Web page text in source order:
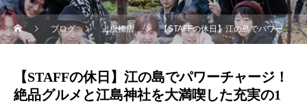
ブログ 上板橋店 ​【STAFFの休日】江の島でパワーチャージ！絶品グルメと江島神社を大満喫した充実の1日をお届けします
​【STAFFの休日】江の島でパワーチャージ！
絶品グルメと江島神社を大満喫した充実の1